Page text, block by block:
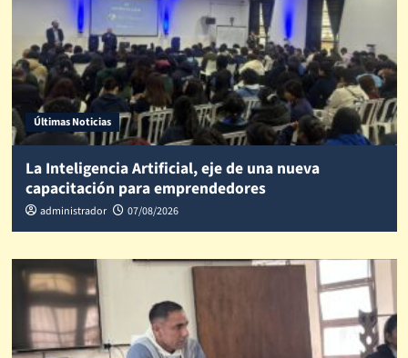
Últimas Noticias
La Inteligencia Artificial, eje de una nueva
capacitación para emprendedores
administrador 07/08/2026